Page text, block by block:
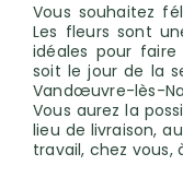
Vous souhaitez
Les fleurs sont
idéales pour
soit le jour de la
Vandœuvre-lès-
Vous aurez la
lieu de livraison,
travail, chez vous,